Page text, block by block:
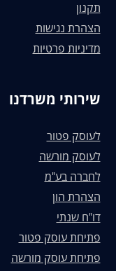
תקנון
הצהרת נגישות
מדיניות פרטיות
שירותי משרדנו
לעוסק פטור
לעוסק מורשה
לחברה בע"מ
הצהרת הון
דו"ח שנתי
פתיחת עוסק פטור
פתיחת עוסק מורשה